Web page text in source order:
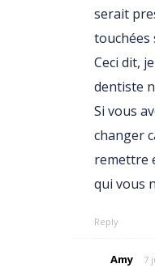
serait
touchées
Ceci dit,
dentiste
Si vous
changer
remettre
qui vous
Reply
Amy 7